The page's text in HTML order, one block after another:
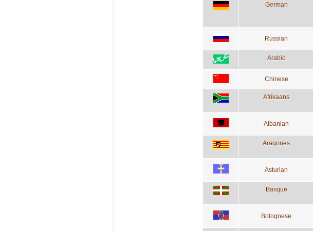
German
Russian
Arabic
Chinese
Afrikaans
Albanian
Aragones
Asturian
Basque
Bolognese